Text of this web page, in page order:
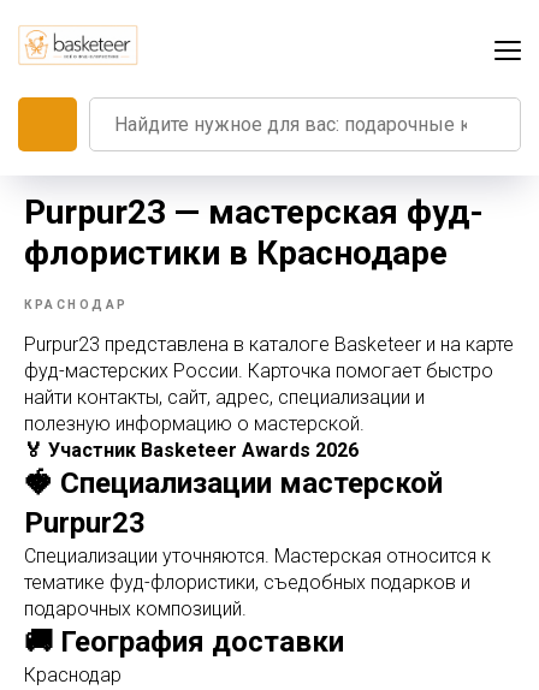
Purpur23 — мастерская фуд-
флористики в Краснодаре
КРАСНОДАР
Purpur23 представлена в каталоге Basketeer и на карте
фуд-мастерских России. Карточка помогает быстро
найти контакты, сайт, адрес, специализации и
полезную информацию о мастерской.
🏅 Участник Basketeer Awards 2026
🍓 Специализации мастерской
Purpur23
Специализации уточняются. Мастерская относится к
тематике фуд-флористики, съедобных подарков и
подарочных композиций.
🚚 География доставки
Краснодар